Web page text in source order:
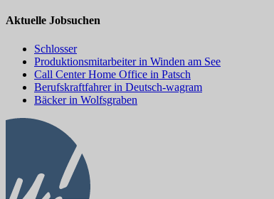
Aktuelle Jobsuchen
Schlosser
Produktionsmitarbeiter in Winden am See
Call Center Home Office in Patsch
Berufskraftfahrer in Deutsch-wagram
Bäcker in Wolfsgraben